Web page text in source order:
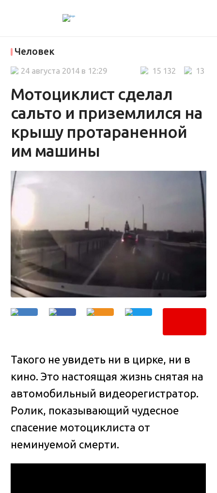
Человек
Мотоциклист сделал
сальто и приземлился на
крышу протараненной
им машины
13
15 132
24 августа 2014 в 12:29
Такого не увидеть ни в цирке, ни в
кино. Это настоящая жизнь снятая на
автомобильный видеорегистратор.
Ролик, показывающий чудесное
спасение мотоциклиста от
неминуемой смерти.